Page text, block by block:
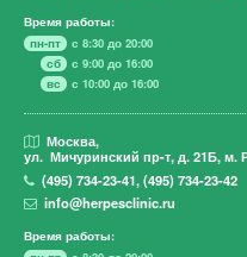
Время работы:
пн-пт
с 8:30 до 20:00
сб
с 9:00 до 16:00
вс
с 10:00 до 16:00
Москва,
ул. Мичуринский пр-т, д. 21Б, м.
(495)734-23-41,(495)734-23-42
info@herpesclinic.ru
Время работы: